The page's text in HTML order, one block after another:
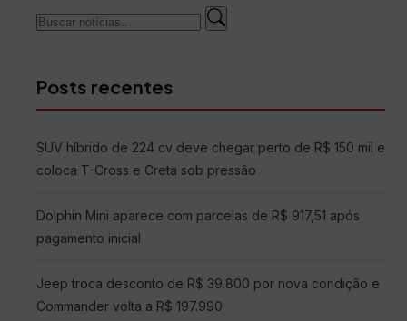
Buscar
Buscar
Posts recentes
SUV híbrido de 224 cv deve chegar perto de R$ 150 mil e
coloca T-Cross e Creta sob pressão
Dolphin Mini aparece com parcelas de R$ 917,51 após
pagamento inicial
Jeep troca desconto de R$ 39.800 por nova condição e
Commander volta a R$ 197.990